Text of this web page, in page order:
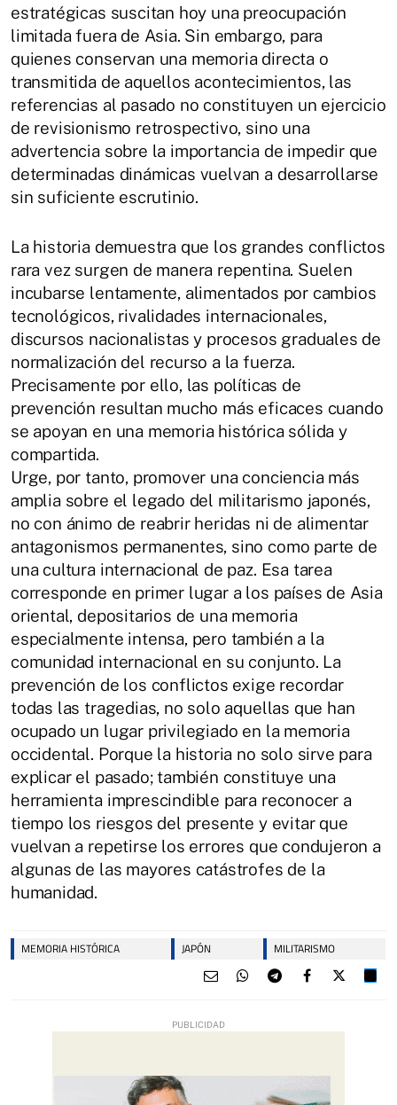
estratégicas suscitan hoy una preocupación
limitada fuera de Asia. Sin embargo, para
quienes conservan una memoria directa o
transmitida de aquellos acontecimientos, las
referencias al pasado no constituyen un ejercicio
de revisionismo retrospectivo, sino una
advertencia sobre la importancia de impedir que
determinadas dinámicas vuelvan a desarrollarse
sin suficiente escrutinio.
La historia demuestra que los grandes conflictos
rara vez surgen de manera repentina. Suelen
incubarse lentamente, alimentados por cambios
tecnológicos, rivalidades internacionales,
discursos nacionalistas y procesos graduales de
normalización del recurso a la fuerza.
Precisamente por ello, las políticas de
prevención resultan mucho más eficaces cuando
se apoyan en una memoria histórica sólida y
compartida.
Urge, por tanto, promover una conciencia más
amplia sobre el legado del militarismo japonés,
no con ánimo de reabrir heridas ni de alimentar
antagonismos permanentes, sino como parte de
una cultura internacional de paz. Esa tarea
corresponde en primer lugar a los países de Asia
oriental, depositarios de una memoria
especialmente intensa, pero también a la
comunidad internacional en su conjunto. La
prevención de los conflictos exige recordar
todas las tragedias, no solo aquellas que han
ocupado un lugar privilegiado en la memoria
occidental. Porque la historia no solo sirve para
explicar el pasado; también constituye una
herramienta imprescindible para reconocer a
tiempo los riesgos del presente y evitar que
vuelvan a repetirse los errores que condujeron a
algunas de las mayores catástrofes de la
humanidad.
MEMORIA HISTÓRICA JAPÓN MILITARISMO